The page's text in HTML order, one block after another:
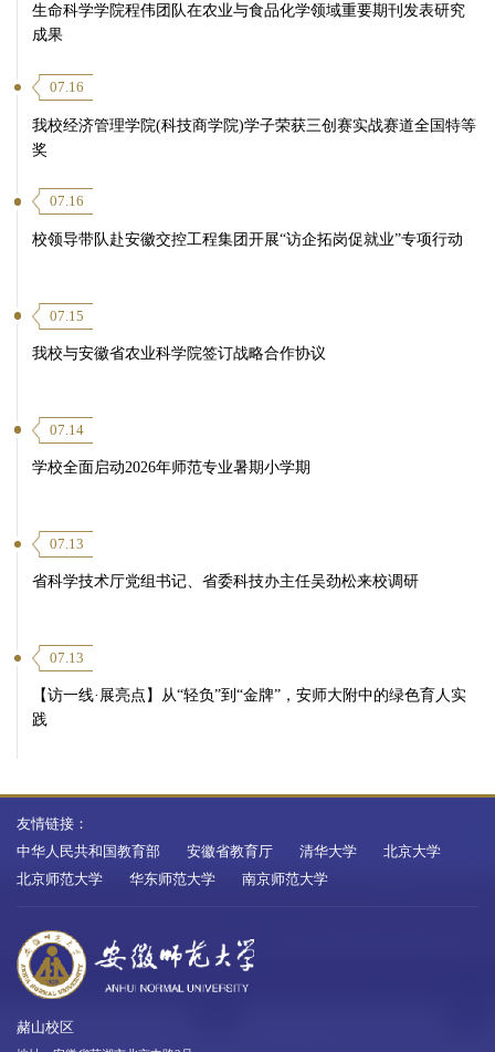
生命科学学院程伟团队在农业与食品化学领域重要期刊发表研究
成果
07.16
我校经济管理学院(科技商学院)学子荣获三创赛实战赛道全国特等
奖
07.16
校领导带队赴安徽交控工程集团开展“访企拓岗促就业”专项行动
07.15
我校与安徽省农业科学院签订战略合作协议
07.14
学校全面启动2026年师范专业暑期小学期
07.13
省科学技术厅党组书记、省委科技办主任吴劲松来校调研
07.13
【访一线·展亮点】从“轻负”到“金牌”，安师大附中的绿色育人实
践
友情链接：
中华人民共和国教育部
安徽省教育厅 清华大学
北京大学
北京师范大学
华东师范大学 南京师范大学
赭山校区